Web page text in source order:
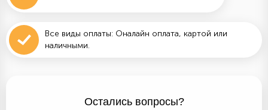
Все виды оплаты: Оналайн оплата, картой или
наличными.
Остались вопросы?